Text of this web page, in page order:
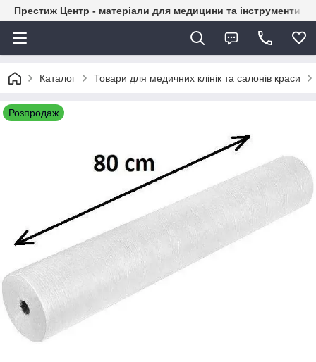
Престиж Центр - матеріали для медицини та інструменти
Каталог Товари для медичних клінік та салонів краси
Розпродаж